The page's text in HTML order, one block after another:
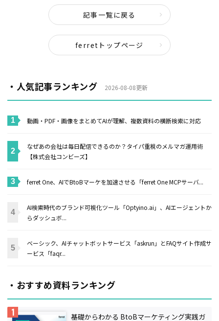
記事一覧に戻る
ferretトップページ
・人気記事ランキング 2026-08-08更新
動画・PDF・画像をまとめてAIが理解、複数資料の横断検索に対応
なぜあの会社は毎日配信できるのか？タイパ重視のメルマガ運用術
【株式会社コンビーズ】
ferret One、AIでBtoBマーケを加速させる「ferret One MCPサーバ...
AI検索時代のブランド可視化ツール「Optyino.ai」、AIエージェントか
らダッシュボ...
ベーシック、AIチャットボットサービス「askrun」とFAQサイト作成サ
ービス「faqr...
・おすすめ資料ランキング
基礎からわかる BtoBマーケティング実践ガ